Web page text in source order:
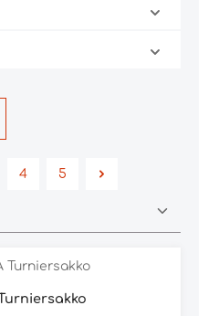
Seite
4
Seite
5